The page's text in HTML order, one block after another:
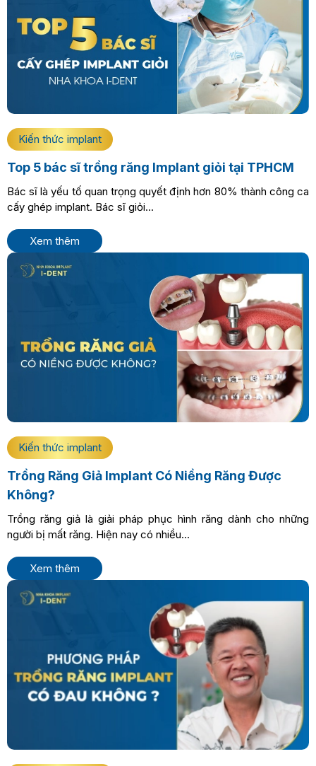
Kiến thức implant
Top 5 bác sĩ trồng răng Implant giỏi tại TPHCM
Bác sĩ là yếu tố quan trọng quyết định hơn 80% thành công ca
cấy ghép implant. Bác sĩ giỏi...
Xem thêm
Kiến thức implant
Trồng Răng Giả Implant Có Niềng Răng Được
Không?
Trồng răng giả là giải pháp phục hình răng dành cho những
người bị mất răng. Hiện nay có nhiều...
Xem thêm